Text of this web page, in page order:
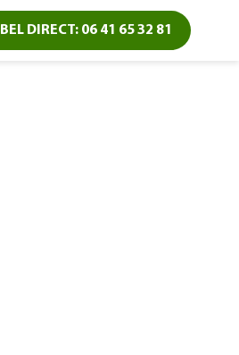
BEL DIRECT: 06 41 65 32 81